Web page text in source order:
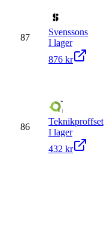
87
Svenssons
I lager
876 kr
86
Teknikproffset
I lager
432 kr